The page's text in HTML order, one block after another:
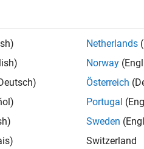
Netherlands
Norway
Österreich
Portugal
Sweden
Switzerland